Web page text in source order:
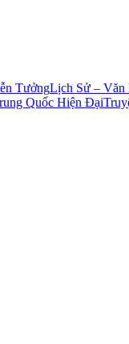
TưởngLịch Sử – Văn
Quốc Hiện Đại